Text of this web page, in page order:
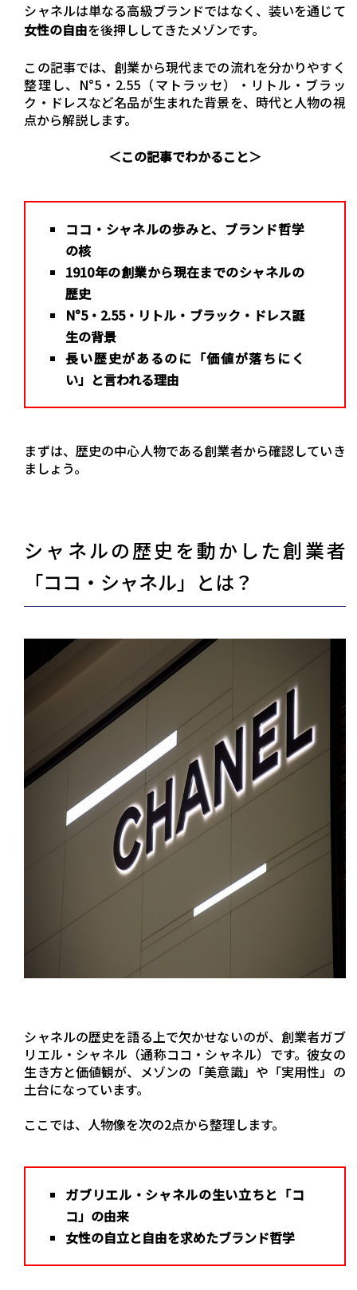
シャネルは単なる高級ブランドではなく、装いを通じて
女性の自由を後押ししてきたメゾンです。
この記事では、創業から現代までの流れを分かりやすく
整理し、N°5・2.55（マトラッセ）・リトル・ブラッ
ク・ドレスなど名品が生まれた背景を、時代と人物の視
点から解説します。
＜この記事でわかること＞
ココ・シャネルの歩みと、ブランド哲学
の核
1910年の創業から現在までのシャネルの
歴史
N°5・2.55・リトル・ブラック・ドレス誕
生の背景
長い歴史があるのに「価値が落ちにく
い」と言われる理由
まずは、歴史の中心人物である創業者から確認していき
ましょう。
シャネルの歴史を動かした創業者
「ココ・シャネル」とは？
シャネルの歴史を語る上で欠かせないのが、創業者ガブ
リエル・シャネル（通称ココ・シャネル）です。彼女の
生き方と価値観が、メゾンの「美意識」や「実用性」の
土台になっています。
ここでは、人物像を次の2点から整理します。
ガブリエル・シャネルの生い立ちと「コ
コ」の由来
女性の自立と自由を求めたブランド哲学